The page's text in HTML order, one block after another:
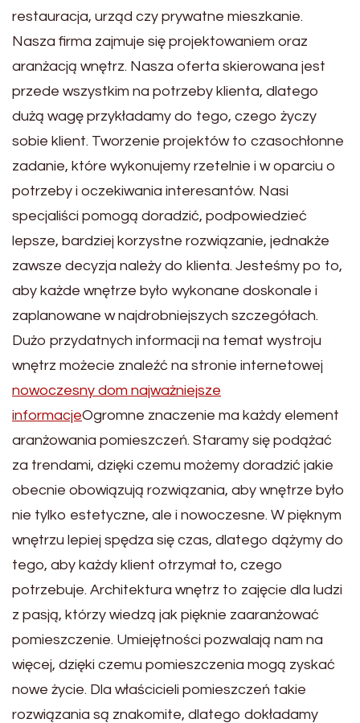
restauracja, urząd czy prywatne mieszkanie.
Nasza firma zajmuje się projektowaniem oraz
aranżacją wnętrz. Nasza oferta skierowana jest
przede wszystkim na potrzeby klienta, dlatego
dużą wagę przykładamy do tego, czego życzy
sobie klient. Tworzenie projektów to czasochłonne
zadanie, które wykonujemy rzetelnie i w oparciu o
potrzeby i oczekiwania interesantów. Nasi
specjaliści pomogą doradzić, podpowiedzieć
lepsze, bardziej korzystne rozwiązanie, jednakże
zawsze decyzja należy do klienta. Jesteśmy po to,
aby każde wnętrze było wykonane doskonale i
zaplanowane w najdrobniejszych szczegółach.
Dużo przydatnych informacji na temat wystroju
wnętrz możecie znaleźć na stronie internetowej
nowoczesny dom najważniejsze
informacjeOgromne znaczenie ma każdy element
aranżowania pomieszczeń. Staramy się podążać
za trendami, dzięki czemu możemy doradzić jakie
obecnie obowiązują rozwiązania, aby wnętrze było
nie tylko estetyczne, ale i nowoczesne. W pięknym
wnętrzu lepiej spędza się czas, dlatego dążymy do
tego, aby każdy klient otrzymał to, czego
potrzebuje. Architektura wnętrz to zajęcie dla ludzi
z pasją, którzy wiedzą jak pięknie zaaranżować
pomieszczenie. Umiejętności pozwalają nam na
więcej, dzięki czemu pomieszczenia mogą zyskać
nowe życie. Dla właścicieli pomieszczeń takie
rozwiązania są znakomite, dlatego dokładamy